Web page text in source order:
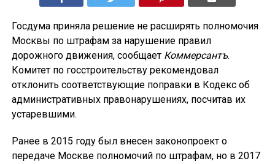
Госдума приняла решение не расширять полномочия
Москвы по штрафам за нарушение правил
дорожного движения, сообщает Коммерсантъ.
Комитет по госстроительству рекомендовал
отклонить соответствующие поправки в Кодекс об
административных правонарушениях, посчитав их
устаревшими.
Ранее в 2015 году был внесен законопроект о
передаче Москве полномочий по штрафам, но в 2017